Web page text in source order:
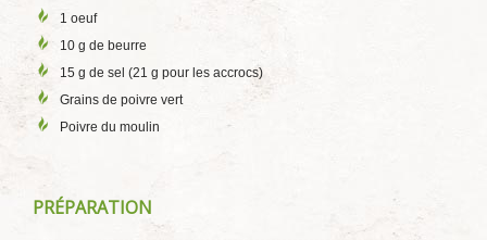
1 oeuf
10 g de beurre
15 g de sel (21 g pour les accrocs)
Grains de poivre vert
Poivre du moulin
PRÉPARATION